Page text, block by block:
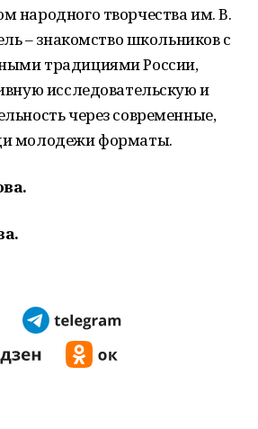
народного творчества им. В.
– знакомство школьников с
традициями России,
исследовательскую и
через современные,
молодежи форматы.